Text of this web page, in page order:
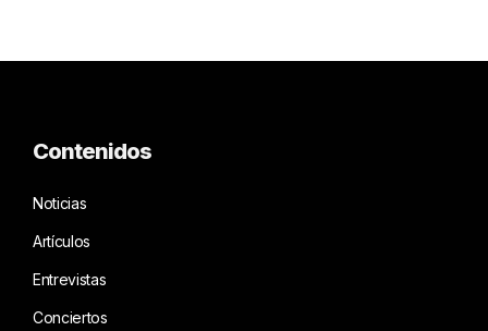
Contenidos
Noticias
Artículos
Entrevistas
Conciertos